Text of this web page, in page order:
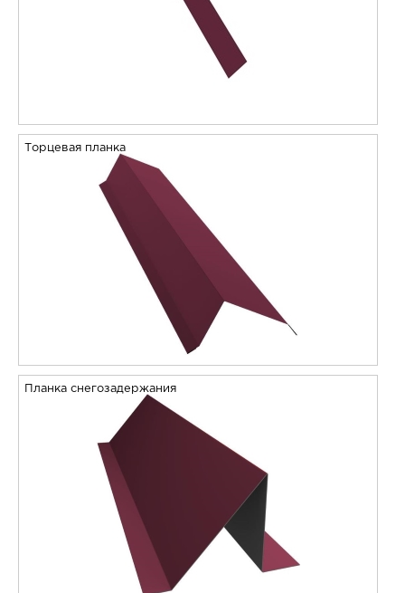
Торцевая планка
Планка снегозадержания